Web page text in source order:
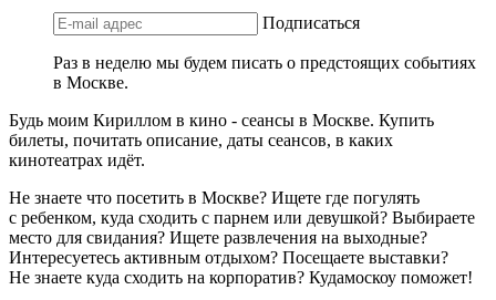
Подписаться
Раз в неделю мы будем писать о предстоящих событиях
в Москве.
Будь моим Кириллом в кино - сеансы в Москве. Купить
билеты, почитать описание, даты сеансов, в каких
кинотеатрах идёт.
Не знаете что посетить в Москве? Ищете где погулять
с ребенком, куда сходить с парнем или девушкой? Выбираете
место для свидания? Ищете развлечения на выходные?
Интересуетесь активным отдыхом? Посещаете выставки?
Не знаете куда сходить на корпоратив? Кудамоскоу поможет!